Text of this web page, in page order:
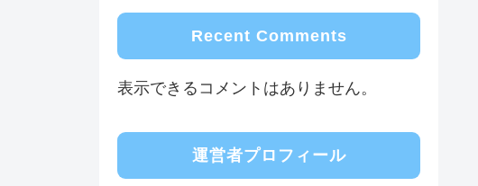
Recent Comments
表示できるコメントはありません。
運営者プロフィール